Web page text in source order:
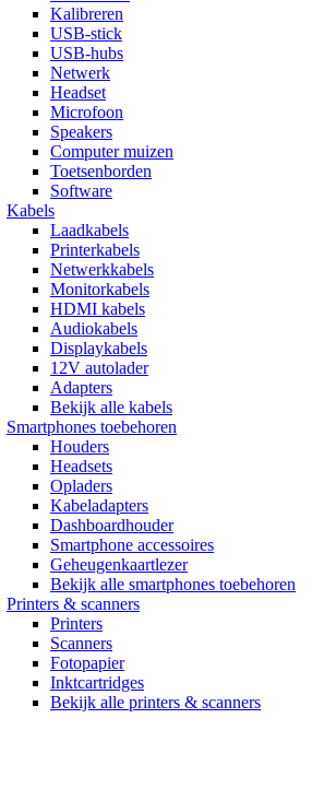
Kalibreren
USB-stick
USB-hubs
Netwerk
Headset
Microfoon
Speakers
Computer muizen
Toetsenborden
Software
Kabels
Laadkabels
Printerkabels
Netwerkkabels
Monitorkabels
HDMI kabels
Audiokabels
Displaykabels
12V autolader
Adapters
Bekijk alle kabels
Smartphones toebehoren
Houders
Headsets
Opladers
Kabeladapters
Dashboardhouder
Smartphone accessoires
Geheugenkaartlezer
Bekijk alle smartphones toebehoren
Printers & scanners
Printers
Scanners
Fotopapier
Inktcartridges
Bekijk alle printers & scanners